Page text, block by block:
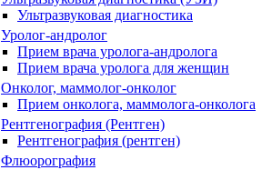
Ультразвуковая диагностика
Уролог-андролог
Прием врача уролога-андролога
Прием врача уролога для женщин
Онколог, маммолог-онколог
Прием онколога, маммолога-онколога
Рентгенография (Рентген)
Рентгенография (рентген)
Флюорография